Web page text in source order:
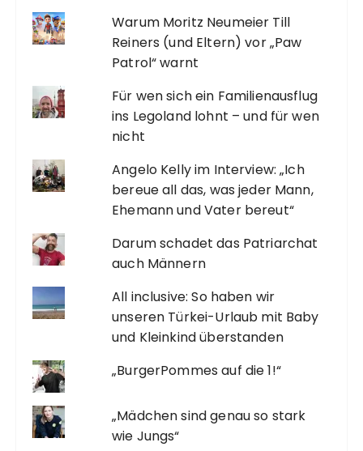
Warum Moritz Neumeier Till
Reiners (und Eltern) vor „Paw
Patrol“ warnt
Für wen sich ein Familienausflug
ins Legoland lohnt – und für wen
nicht
Angelo Kelly im Interview: „Ich
bereue all das, was jeder Mann,
Ehemann und Vater bereut“
Darum schadet das Patriarchat
auch Männern
All inclusive: So haben wir
unseren Türkei-Urlaub mit Baby
und Kleinkind überstanden
„BurgerPommes auf die 1!“
„Mädchen sind genau so stark
wie Jungs“